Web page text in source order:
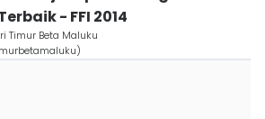
- FFI 2014
Timur Beta Maluku